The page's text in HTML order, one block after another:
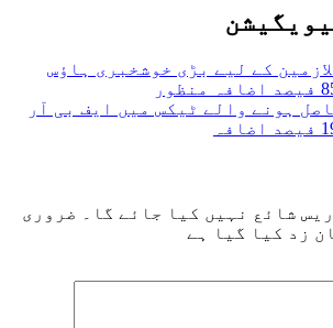
کے لیے بڑی خوشخبری ہاؤس
ہونے والے ٹیکس میں ایف بی آر
شائع نہیں کیا جائے گا۔
ضروری
زد کیا گیا ہے